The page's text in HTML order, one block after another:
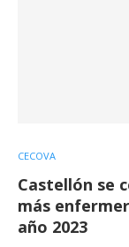
CECOVA
Castellón se
más
año 2023